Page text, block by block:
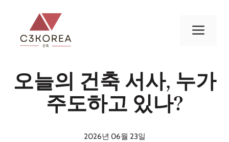
메
오늘의 건축 서사, 누가
주도하고 있나?
2026년 06월 23일